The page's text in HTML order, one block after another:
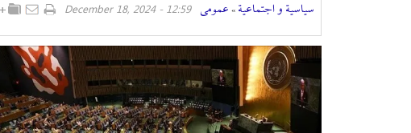
سیاسیة و اجتماعیة » عمومی 12:59 - December 18, 2024